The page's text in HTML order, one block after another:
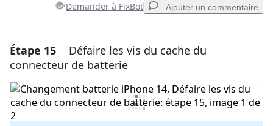
Demander à FixBot Ajouter un commentaire
Ajouter un commentaire
Ajouter un commentaire
Étape 15
Défaire les vis du cache du
connecteur de batterie